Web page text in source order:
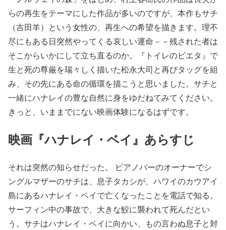
らの再生をテーマにした作品が多いのですが、本作もサチ
（吉田羊）という女性の、再生への希望を描きます。理不
尽にもある日突然やってくる哀しい運命－－残された者は
そこからいかにして立ち直るのか。『トイレのピエタ』で
生と死の尊厳を瑞々しく描いた松永大司と再びタッグを組
み、その先にある命の循環を描こうと思いました。サチと
一緒にハナレイの豊な自然に身をゆだねてみてください。
きっと、いままでにない映画体験になるはずです。
映画『ハナレイ・ベイ』あらすじ
それは突然の知らせだった。 ピアノバーのオーナーでシ
ングルマザーのサチは、息子タカシが、ハワイのカウアイ
島にあるハナレイ・ベイで亡くなったことを電話で知る。
サーフィン中の事故で、大きな鮫に襲われて死んだとい
う。サチはハナレイ・ベイに向かい、もの言わぬ息子と対